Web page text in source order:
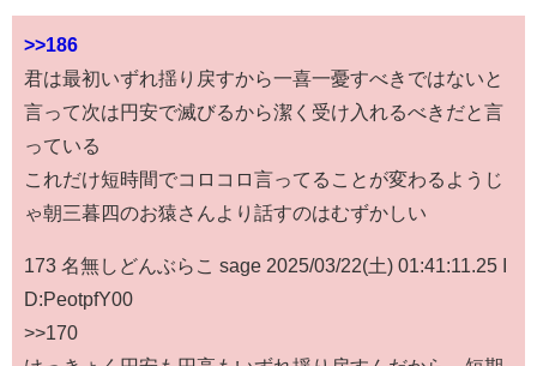
>>186
君は最初いずれ揺り戻すから一喜一憂すべきではないと
言って次は円安で滅びるから潔く受け入れるべきだと言
っている
これだけ短時間でコロコロ言ってることが変わるようじ
ゃ朝三暮四のお猿さんより話すのはむずかしい
173 名無しどんぶらこ sage 2025/03/22(土) 01:41:11.25 I
D:PeotpfY00
>>170